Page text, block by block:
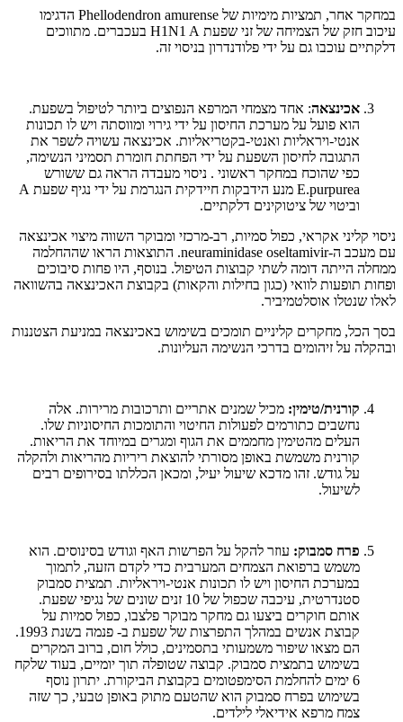
במחקר אחר, תמציות מימיות של Phellodendron amurense הדגימו
עיכוב חזק של הצמיחה של זני שפעת H1N1 A בעכברים. מתווכים
דלקתיים עוכבו גם על ידי פלודנדרון בניסוי זה.
אכינצאה: אחד מצמחי המרפא הנפוצים ביותר לטיפול בשפעת.
הוא פועל על מערכת החיסון על ידי גירוי ומווסתה ויש לו תכונות
אנטי-ויראליות ואנטי-בקטריאליות. אכינצאה עשויה לשפר את
התגובה לחיסון השפעת על ידי הפחתת חומרת תסמיני הנשימה,
כפי שהוכח במחקר ראשוני . ניסוי מעבדה הראה גם ששורש
E.purpurea מנע הידבקות חיידקית הנגרמת על ידי נגיף שפעת A
וביטוי של ציטוקינים דלקתיים.
ניסוי קליני אקראי, כפול סמיות, רב-מרכזי ומבוקר השווה מיצוי אכינצאה
עם מעכב ה-neuraminidase oseltamivir. התוצאות הראו שההחלמה
ממחלה הייתה דומה לשתי קבוצות הטיפול. בנוסף, היו פחות סיבוכים
ופחות תופעות לוואי (כגון בחילות והקאות) בקבוצת האכינצאה בהשוואה
לאלו שנטלו אוסלטמיביר.
בסך הכל, מחקרים קליניים תומכים בשימוש באכינצאה במניעת הצטננות
ובהקלה על זיהומים בדרכי הנשימה העליונות.
קורנית/טימין: מכיל שמנים אתריים ותרכובות מרירות. אלה
נחשבים כתורמים לפעולות החיטוי והתומכות החיסוניות שלו.
העלים מהטימין מחממים את הגוף ומגרים במיוחד את הריאות.
קורנית משמשת באופן מסורתי להוצאת ריריות מהריאות ולהקלה
על גודש. זהו מדכא שיעול יעיל, ומכאן הכללתו בסירופים רבים
לשיעול.
פרח סמבוק: עוזר להקל על הפרשות האף וגודש בסינוסים. הוא
משמש ברפואת הצמחים המערבית כדי לקדם הזעה, לתמוך
במערכת החיסון ויש לו תכונות אנטי-ויראליות. תמצית סמבוק
סטנדרטית, עיכבה שכפול של 10 זנים שונים של נגיפי שפעת.
אותם חוקרים ביצעו גם מחקר מבוקר פלצבו, כפול סמיות על
קבוצת אנשים במהלך התפרצות של שפעת ב- פנמה בשנת 1993.
הם מצאו שיפור משמעותי בתסמינים, כולל חום, ברוב המקרים
בשימוש בתמצית סמבוק. קבוצה שטופלה תוך יומיים, בעוד שלקח
6 ימים להחלמת הסימפטומים בקבוצת הביקורת. יתרון נוסף
בשימוש בפרח סמבוק הוא שהטעם מתוק באופן טבעי, כך שזה
צמח מרפא אידיאלי לילדים.